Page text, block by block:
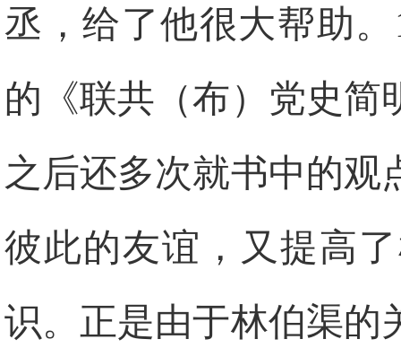
丞，给了他很大帮助
的《联共（布）党史简
之后还多次就书中的观
彼此的友谊，又提高
识。正是由于林伯渠的